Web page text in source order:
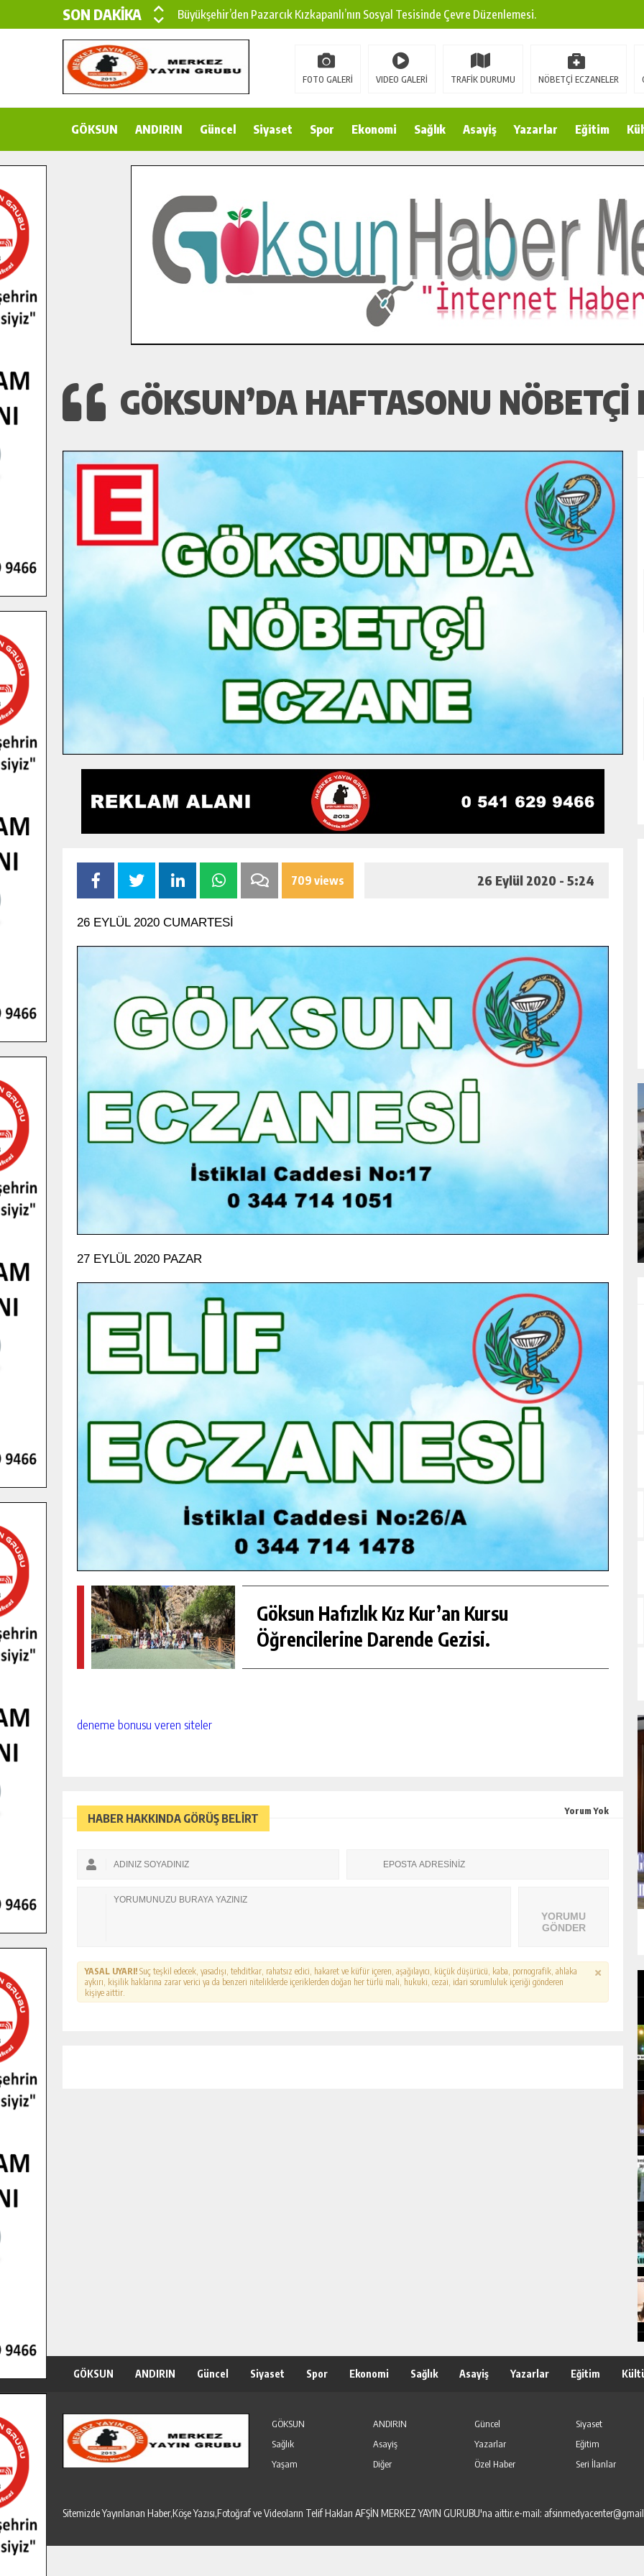
SON DAKİKA
Büyükşehir’den Pazarcık Kızkapanlı’nın Sosyal Tesisinde Çevre Düzenlemesi.
Büyükşehir’den Pazarcık Kırsalına Modern Ulaşım Yatırımı.
Çin’den KSÜ’ye Uluslararası Başarı: Edinilen Bilgi Türk Tarımına Katkı Sağlayacak.
Gençler Pusula Maraş Kampında Yeni Medya ve Fotoğrafçılığı Keşfetti.
İlçe Jandarma Komutanı Karakaya’dan Başkan Cüce’ye Veda Ziyareti.
Bertiz’in Yeni Köprüsünde Sona Doğru.
FOTO GALERİ VIDEO GALERİ TRAFİK DURUMU NÖBETÇİ ECZANELER
GÖKSUN ANDIRIN Güncel Siyaset Spor Ekonomi Sağlık Asayiş Yazarlar Eğitim
GÖKSUN’DA HAFTASONU NÖBETÇI
709 views 26 Eylül 2020 - 5:24
26 EYLÜL 2020 CUMARTESİ
27 EYLÜL 2020 PAZAR
Göksun Hafızlık Kız Kur’an Kursu
Öğrencilerine Darende Gezisi.
deneme bonusu veren siteler
HABER HAKKINDA GÖRÜŞ BELİRT
Yorum Yok
YORUMU
GÖNDER
YASAL UYARI! Suç teşkil edecek, yasadışı, tehditkar, rahatsız edici, hakaret ve küfür içeren, aşağılayıcı, küçük düşürücü, kaba, pornografik, ahlaka
aykırı, kişilik haklarına zarar verici ya da benzeri niteliklerde içeriklerden doğan her türlü mali, hukuki, cezai, idari sorumluluk içeriği gönderen
kişiye aittir.
GENÇLER PUSULA MARAŞ KAMPINDA
YENI MEDYA VE FOTOĞRAFÇILIĞI
KEŞFETTI.
GÖKSUN HAFIZLIK KIZ KUR’AN KURSU
ÖĞRENCILERINE DARENDE GEZISI.
GÖKSUN ANDIRIN Güncel Siyaset Spor Ekonomi Sağlık Asayiş Yazarlar Eğitim
GÖKSUN ANDIRIN Güncel Siyaset
Sağlık
Asayiş Yazarlar Eğitim
Yaşam
Diğer Özel Haber Seri İlanlar
Sitemizde Yayınlanan Haber,Köşe Yazısı,Fotoğraf ve Videoların Telif Hakları AFŞİN MERKEZ YAYIN GURUBU'na aittir.e-mail: